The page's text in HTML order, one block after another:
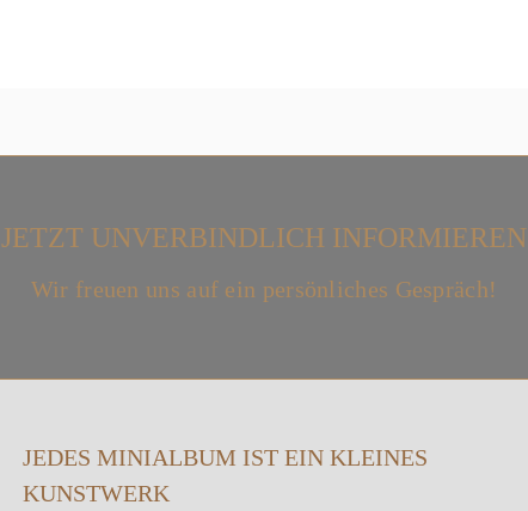
JETZT UNVERBINDLICH INFORMIEREN
Wir freuen uns auf ein persönliches Gespräch!
JEDES MINIALBUM IST EIN KLEINES
KUNSTWERK